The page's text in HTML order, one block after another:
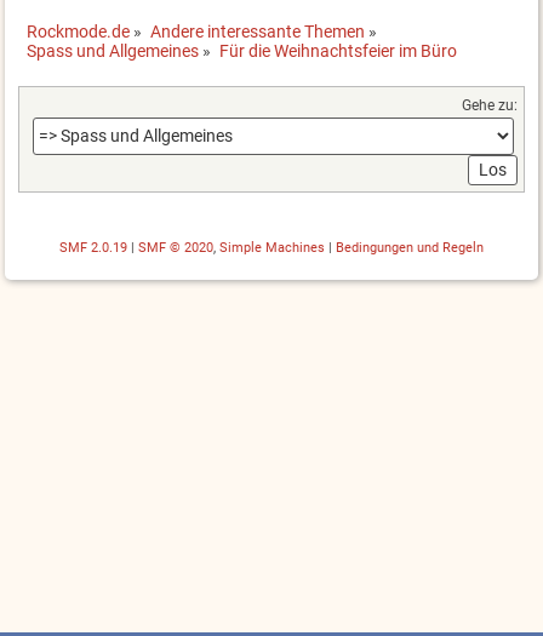
Rockmode.de » Andere interessante Themen »
Spass und Allgemeines » Für die Weihnachtsfeier im Büro
Gehe zu:
SMF 2.0.19 | SMF © 2020, Simple Machines | Bedingungen und Regeln